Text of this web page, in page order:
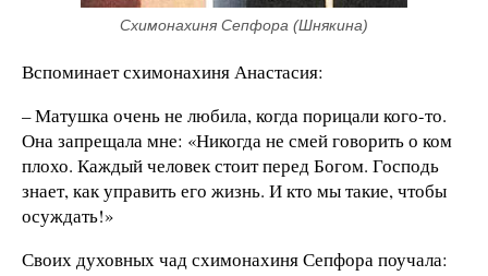
Схимонахиня Сепфора (Шнякина)
Вспоминает схимонахиня Анастасия:
– Матушка очень не любила, когда порицали кого-то.
Она запрещала мне: «Никогда не смей говорить о ком
плохо. Каждый человек стоит перед Богом. Господь
знает, как управить его жизнь. И кто мы такие, чтобы
осуждать!»
Своих духовных чад схимонахиня Сепфора поучала: